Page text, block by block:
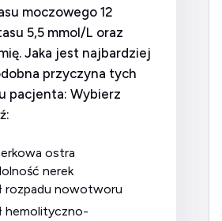
moczowego 12
5,5 mmol/L oraz
Jaka jest najbardziej
przyczyna tych
pacjenta: Wybierz
nerek
rozpadu nowotworu